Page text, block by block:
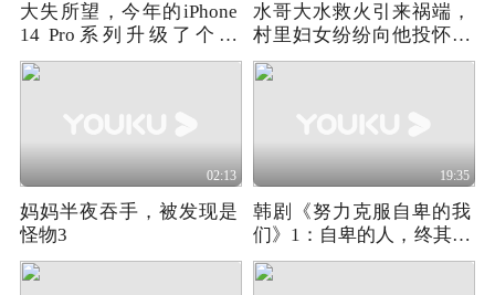
大失所望，今年的iPhone
14 Pro系列升级了个寂
寞？
水哥大水救火引来祸端，
村里妇女纷纷向他投怀送
抱！
02:13
妈妈半夜吞手，被发现是
怪物3
19:35
韩剧《努力克服自卑的我
们》1：自卑的人，终其一
生都在等一个懂自己的
人！